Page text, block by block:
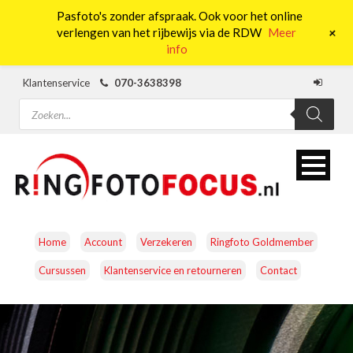
Klantenservice
070-3638398
Producten
zoeken
Home Account Verzekeren Ringfoto Goldmember
Cursussen Klantenservice en retourneren Contact
CAMERA’S OBJECTIEVEN ACCESSOIRES
Pasfoto's zonder afspraak. Ook voor het online
verlengen van het rijbewijs via de RDW Meer
info
+